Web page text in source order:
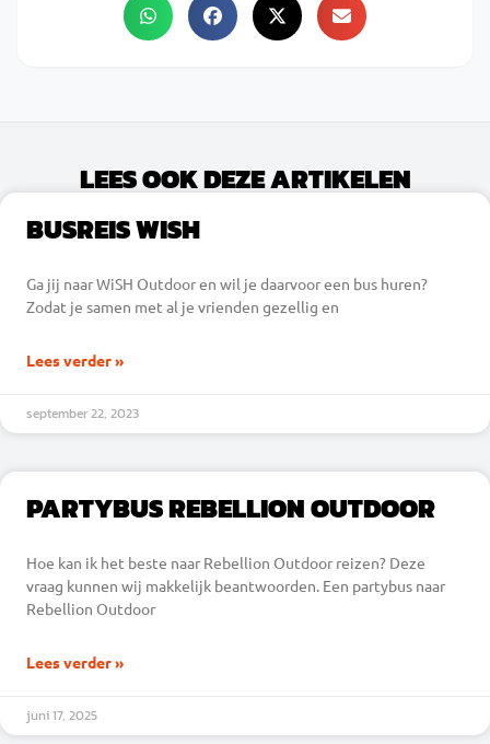
LEES OOK DEZE ARTIKELEN
BUSREIS WISH
Ga jij naar WiSH Outdoor en wil je daarvoor een bus huren?
Zodat je samen met al je vrienden gezellig en
Lees verder »
september 22, 2023
PARTYBUS REBELLION OUTDOOR
Hoe kan ik het beste naar Rebellion Outdoor reizen? Deze
vraag kunnen wij makkelijk beantwoorden. Een partybus naar
Rebellion Outdoor
Lees verder »
juni 17, 2025